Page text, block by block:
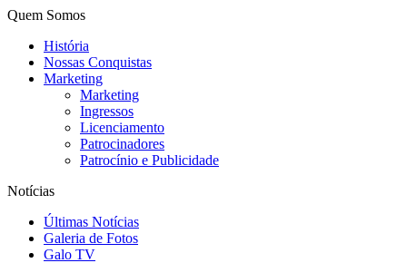
Quem Somos
História
Nossas Conquistas
Marketing
Marketing
Ingressos
Licenciamento
Patrocinadores
Patrocínio e Publicidade
Notícias
Últimas Notícias
Galeria de Fotos
Galo TV